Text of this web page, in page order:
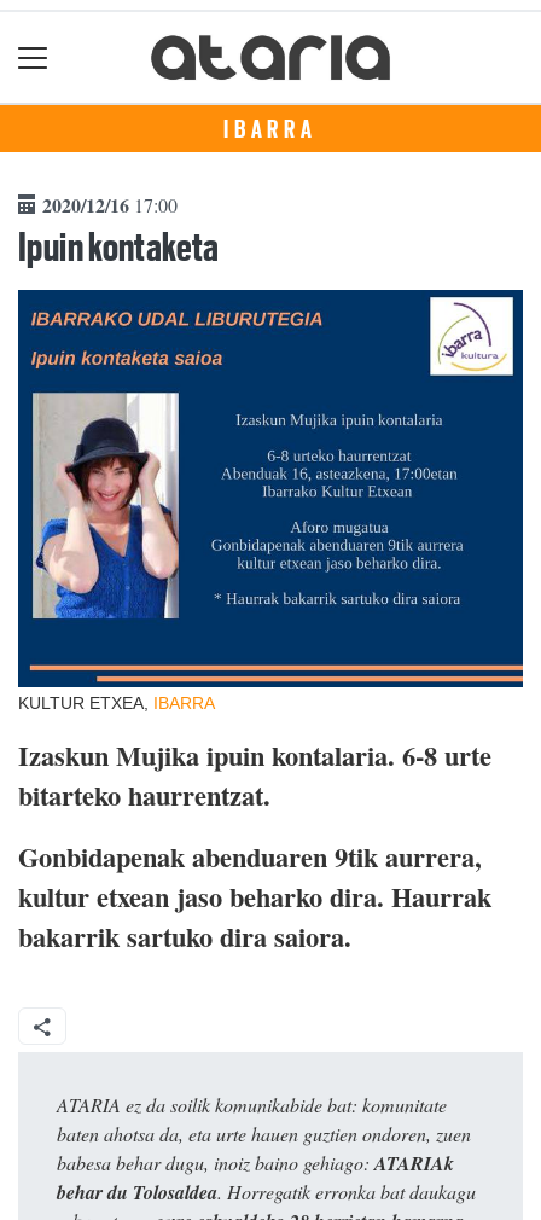
IBARRA
2020/12/16 17:00
Ipuin kontaketa
KULTUR ETXEA, IBARRA
Izaskun Mujika ipuin kontalaria. 6-8 urte
bitarteko haurrentzat.
Gonbidapenak abenduaren 9tik aurrera,
kultur etxean jaso beharko dira. Haurrak
bakarrik sartuko dira saiora.
ATARIA ez da soilik komunikabide bat: komunitate
baten ahotsa da, eta urte hauen guztien ondoren, zuen
babesa behar dugu, inoiz baino gehiago: ATARIAk
behar du Tolosaldea. Horregatik erronka bat daukagu